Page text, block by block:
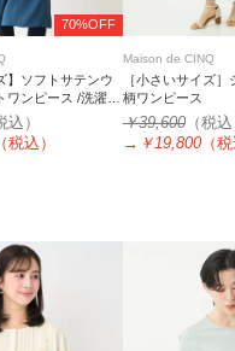
70%OFF
】ソフトサテンウ
ワンピース /洗濯機
込）
（税込）
Maison de CINQ
［小さいサイズ
柄ワンピース
￥39,600（税
→ ￥19,800（